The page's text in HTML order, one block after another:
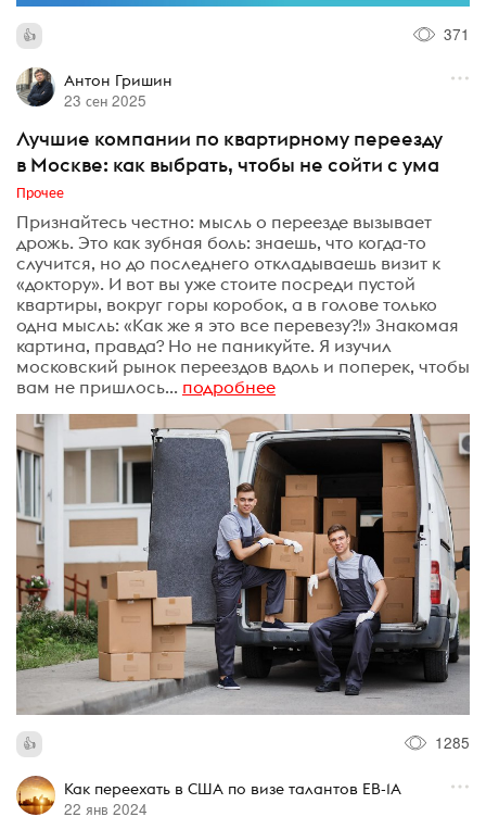
371
Антон Гришин
23 сен 2025
Лучшие компании по квартирному переезду
в Москве: как выбрать, чтобы не сойти с ума
Прочее
Признайтесь честно: мысль о переезде вызывает
дрожь. Это как зубная боль: знаешь, что когда-то
случится, но до последнего откладываешь визит к
«доктору». И вот вы уже стоите посреди пустой
квартиры, вокруг горы коробок, а в голове только
одна мысль: «Как же я это все перевезу?!» Знакомая
картина, правда? Но не паникуйте. Я изучил
московский рынок переездов вдоль и поперек, чтобы
вам не пришлось... подробнее
1285
Как переехать в США по визе талантов ЕВ-1А
22 янв 2024